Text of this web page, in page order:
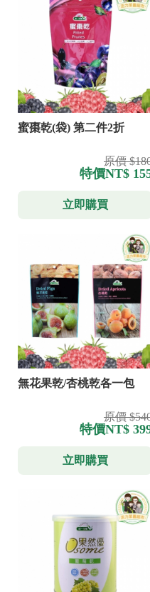
蜜棗乾(袋) 第二件2折
原價
特價NT$
立即購買
無花果乾/杏桃乾各一包
原價
特價NT$
立即購買